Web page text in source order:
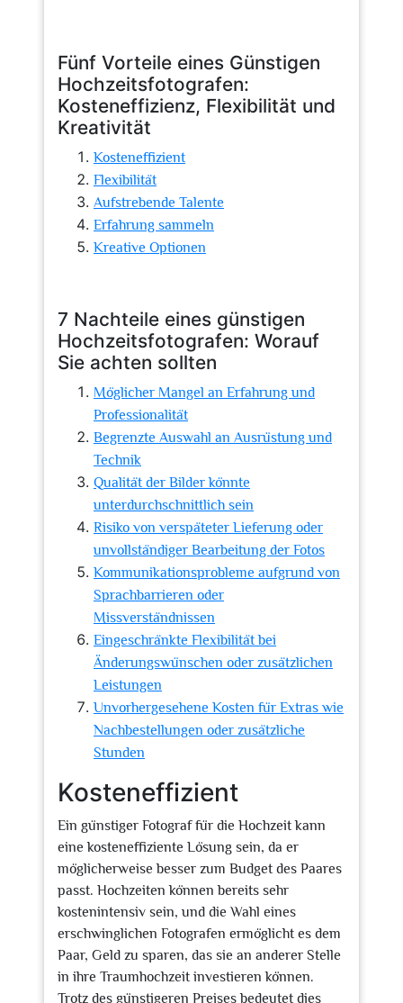
Fünf Vorteile eines Günstigen
Hochzeitsfotografen:
Kosteneffizienz, Flexibilität und
Kreativität
Kosteneffizient
Flexibilität
Aufstrebende Talente
Erfahrung sammeln
Kreative Optionen
7 Nachteile eines günstigen
Hochzeitsfotografen: Worauf
Sie achten sollten
Möglicher Mangel an Erfahrung und
Professionalität
Begrenzte Auswahl an Ausrüstung und
Technik
Qualität der Bilder könnte
unterdurchschnittlich sein
Risiko von verspäteter Lieferung oder
unvollständiger Bearbeitung der Fotos
Kommunikationsprobleme aufgrund von
Sprachbarrieren oder
Missverständnissen
Eingeschränkte Flexibilität bei
Änderungswünschen oder zusätzlichen
Leistungen
Unvorhergesehene Kosten für Extras wie
Nachbestellungen oder zusätzliche
Stunden
Kosteneffizient
Ein günstiger Fotograf für die Hochzeit kann
eine kosteneffiziente Lösung sein, da er
möglicherweise besser zum Budget des Paares
passt. Hochzeiten können bereits sehr
kostenintensiv sein, und die Wahl eines
erschwinglichen Fotografen ermöglicht es dem
Paar, Geld zu sparen, das sie an anderer Stelle
in ihre Traumhochzeit investieren können.
Trotz des günstigeren Preises bedeutet dies